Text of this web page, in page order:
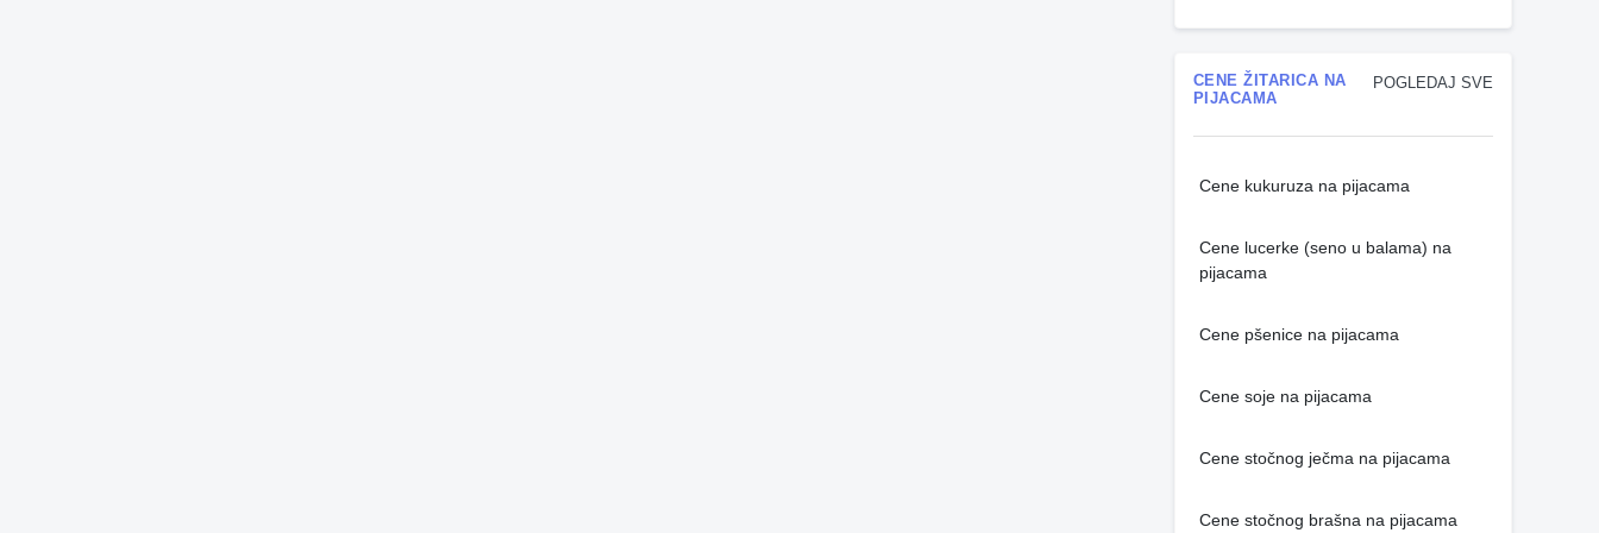
POGLEDAJ SVE
CENE ŽITARICA NA
PIJACAMA
Cene kukuruza na pijacama
Cene lucerke (seno u balama) na
pijacama
Cene pšenice na pijacama
Cene soje na pijacama
Cene stočnog ječma na pijacama
Cene stočnog brašna na pijacama